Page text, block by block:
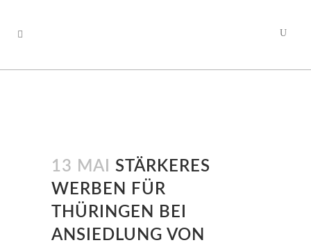
13 MAI
STÄRKERES
WERBEN FÜR
THÜRINGEN BEI
ANSIEDLUNG VON